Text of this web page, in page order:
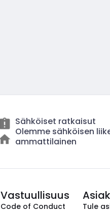
Sähköiset ratkaisut
Olemme sähköisen
ammattilainen
Vastuullisuus
Code of Conduct
Tule